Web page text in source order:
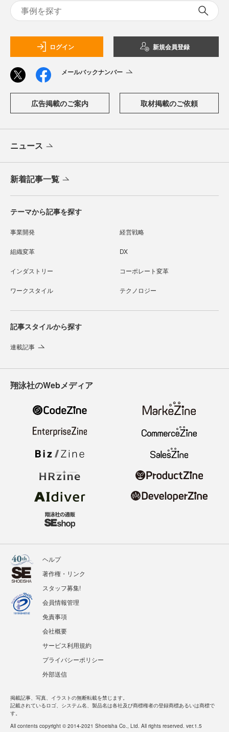
ログイン 新規会員登録
メールバックナンバー
広告掲載のご案内 取材掲載のご依頼
ニュース
新着記事一覧
テーマから記事を探す
事業開発 経営戦略
組織変革 DX
インダストリー コーポレート変革
ワークスタイル テクノロジー
記事スタイルから探す
連載記事
翔泳社のWebメディア
ヘルプ
著作権・リンク
スタッフ募集!
会員情報管理
免責事項
会社概要
サービス利用規約
プライバシーポリシー
外部送信
掲載記事、写真、イラストの無断転載を禁じます。
記載されているロゴ、システム名、製品名は各社及び商標権者の登録商標あるいは商標で
す。
All contents copyright © 2014-2021 Shoeisha Co., Ltd. All rights reserved. ver.1.5